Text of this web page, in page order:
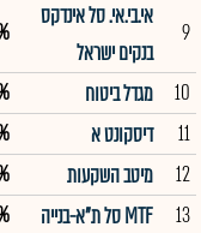
9
אי.בי.אי. סל אינדקס
בנקים ישראל
10
מגדל ביטוח
11
דיסקונט א
12
מיטב השקעות
13
MTF סל ת"א-בנייה